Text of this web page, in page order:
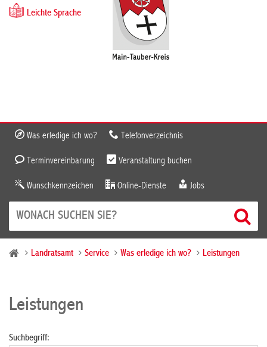
Leichte Sprache
Was erledige ich wo? Telefonverzeichnis
Terminvereinbarung Veranstaltung buchen
Wunschkennzeichen Online-Dienste Jobs
Landratsamt Service Was erledige ich wo? Leistungen
Leistungen
Suchbegriff: